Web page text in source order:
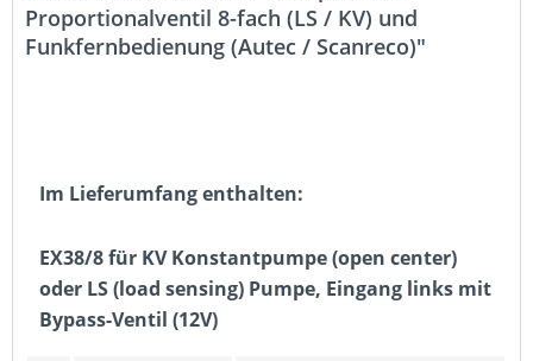
Proportionalventil 8-fach (LS / KV) und
Funkfernbedienung (Autec / Scanreco)"
Im Lieferumfang enthalten:
EX38/8 für KV Konstantpumpe (open center)
oder LS (load sensing) Pumpe, Eingang links mit
Bypass-Ventil (12V)